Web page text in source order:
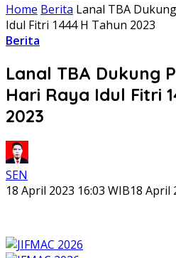
Home Berita Lanal TBA
Idul Fitri 1444 H Tahun 2023
Berita
Lanal TBA Dukung
Hari Raya Idul Fitri
2023
SEN
18 April 2023 16:03 WIB18 April